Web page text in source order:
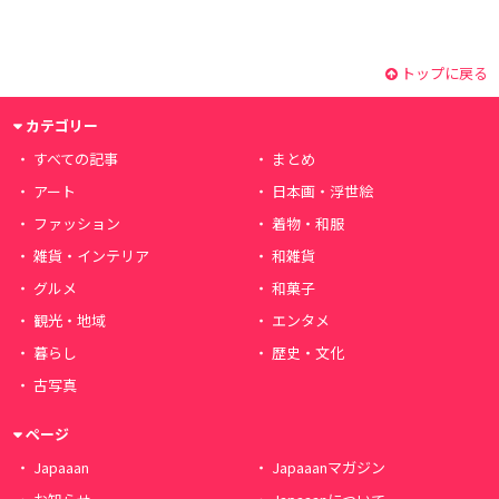
トップに戻る
カテゴリー
すべての記事
まとめ
アート
日本画・浮世絵
ファッション
着物・和服
雑貨・インテリア
和雑貨
グルメ
和菓子
観光・地域
エンタメ
暮らし
歴史・文化
古写真
ページ
Japaaan
Japaaanマガジン